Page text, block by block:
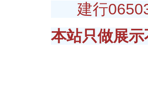
建行
本站只做展示